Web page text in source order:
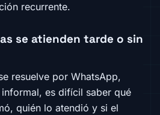
recurrente.
se atienden tarde o sin
resuelve por WhatsApp,
es difícil saber qué
quién lo atendió y si el